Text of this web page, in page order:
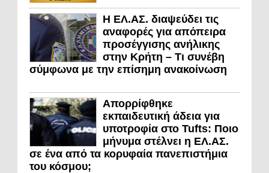
Η ΕΛ.ΑΣ. διαψεύδει τις
αναφορές για απόπειρα
προσέγγισης ανήλικης
στην Κρήτη – Τι συνέβη
σύμφωνα με την επίσημη ανακοίνωση
Απορρίφθηκε
εκπαιδευτική άδεια για
υποτροφία στο Tufts: Ποιο
μήνυμα στέλνει η ΕΛ.ΑΣ.
σε ένα από τα κορυφαία πανεπιστήμια
του κόσμου;